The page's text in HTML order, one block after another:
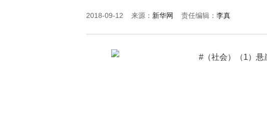
2018-09-12 来源： 新华网 责任编辑： 李真